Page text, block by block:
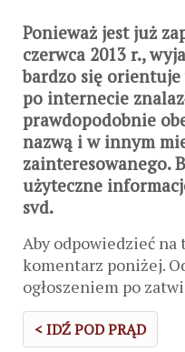
Ponieważ jest już
czerwca 2013 r.,
bardzo się orientuje
po internecie
prawdopodobnie
nazwą i w innym
zainteresowanego.
użyteczne
svd.
Aby odpowiedzieć na
komentarz poniżej.
ogłoszeniem po
< IDŹ POD PRĄD